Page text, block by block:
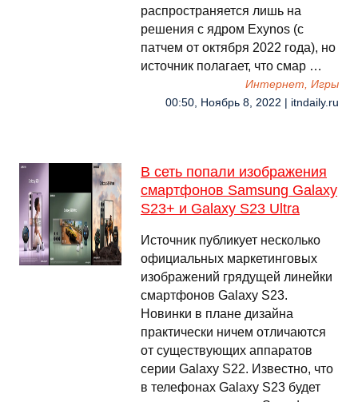
распространяется лишь на
решения с ядром Exynos (с
патчем от октября 2022 года), но
источник полагает, что смар …
Интернет, Игры
00:50, Ноябрь 8, 2022 | itndaily.ru
В сеть попали изображения
смартфонов Samsung Galaxy
S23+ и Galaxy S23 Ultra
Источник публикует несколько
официальных маркетинговых
изображений грядущей линейки
смартфонов Galaxy S23.
Новинки в плане дизайна
практически ничем отличаются
от существующих аппаратов
серии Galaxy S22. Известно, что
в телефонах Galaxy S23 будет